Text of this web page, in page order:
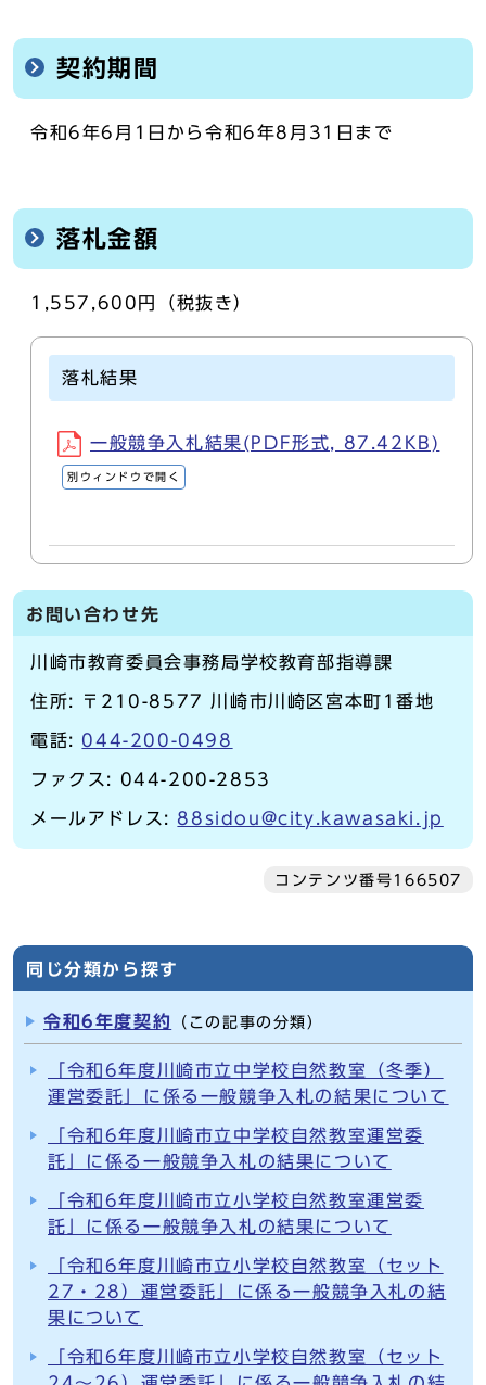
契約期間
令和6年6月1日から令和6年8月31日まで
落札金額
1,557,600円（税抜き）
落札結果
一般競争入札結果(PDF形式, 87.42KB)
別ウィンドウで開く
お問い合わせ先
川崎市教育委員会事務局学校教育部指導課
住所: 〒210-8577 川崎市川崎区宮本町1番地
電話: 044-200-0498
ファクス: 044-200-2853
メールアドレス:88sidou@city.kawasaki.jp
コンテンツ番号166507
同じ分類から探す
令和6年度契約 （この記事の分類）
「令和6年度川崎市立中学校自然教室（冬季）
運営委託」に係る一般競争入札の結果について
「令和6年度川崎市立中学校自然教室運営委
託」に係る一般競争入札の結果について
「令和6年度川崎市立小学校自然教室運営委
託」に係る一般競争入札の結果について
「令和6年度川崎市立小学校自然教室（セット
27・28）運営委託」に係る一般競争入札の結
果について
「令和6年度川崎市立小学校自然教室（セット